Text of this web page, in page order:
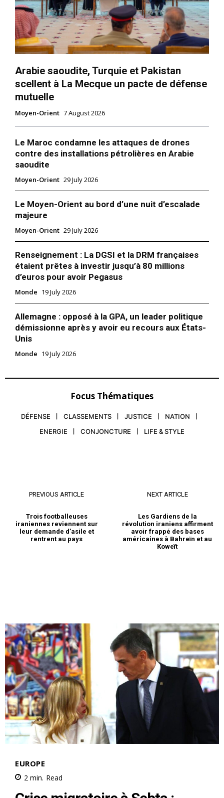
Arabie saoudite, Turquie et Pakistan
scellent à La Mecque un pacte de défense
mutuelle
Moyen-Orient 7 August 2026
Le Maroc condamne les attaques de drones
contre des installations pétrolières en Arabie
saoudite
Moyen-Orient 29 July 2026
Le Moyen-Orient au bord d’une nuit d’escalade
majeure
Moyen-Orient 29 July 2026
Renseignement : La DGSI et la DRM françaises
étaient prêtes à investir jusqu’à 80 millions
d’euros pour avoir Pegasus
Monde 19 July 2026
Allemagne : opposé à la GPA, un leader politique
démissionne après y avoir eu recours aux États-
Unis
Monde 19 July 2026
Focus Thématiques
DÉFENSE CLASSEMENTS JUSTICE
NATION
ENERGIE
CONJONCTURE LIFE & STYLE
PREVIOUS ARTICLE
Trois footballeuses
iraniennes reviennent sur
leur demande d’asile et
rentrent au pays
NEXT ARTICLE
Les Gardiens de la
révolution iraniens affirment
avoir frappé des bases
américaines à Bahreïn et au
Koweït